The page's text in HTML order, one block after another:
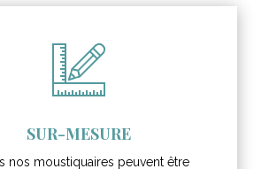
SUR-MESURE
nos moustiquaires peuvent être